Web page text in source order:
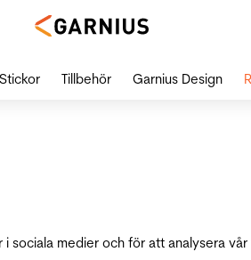
medier och för att analysera
Stickor Tillbehör Garnius Design